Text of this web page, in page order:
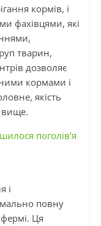
кормів, і
фахівцями, які
тварин,
дозволяє
кормами і
якість
вище.
поголів’я
і
повну
Ця